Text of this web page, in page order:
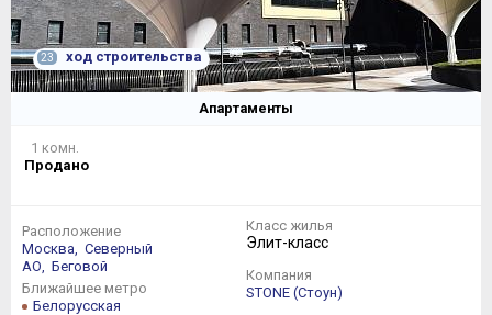
23 ход строительства
Апартаменты
1 комн.
Продано
Расположение
Москва,
Северный
АО,
Беговой
Ближайшее метро
Белорусская
Класс жилья
Элит-класс
Компания
STONE (Стоун)